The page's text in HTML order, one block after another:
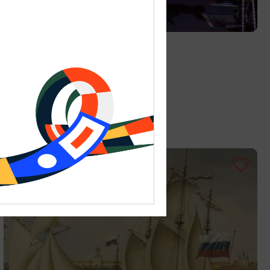
01.06.2026 - 31.08.2026
Калининград, ул. Октябрьская, 3А